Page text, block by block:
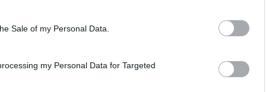
Sale of my Personal Data.
my Personal Data for Targeted
πλευρές λειτουργούν υπέρ σας. Η Αφροδίτη, στο
ίσως από άγχη του προηγούμενου έτους,
και άνθρωποι που δεν περιμένατε σας στηρίζουν.